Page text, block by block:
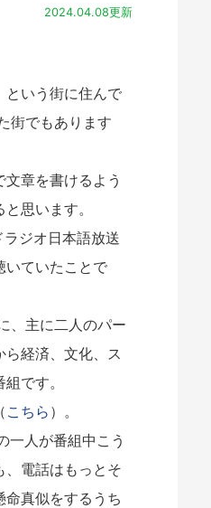
2024.04.08更新
いう街に住んで
街でもあります
章を書けるよう
思います。
ジオ日本語放送
いていたことで
、主に二人のパー
経済、文化、ス
です。
こちら ）。
人が番組中こう
電話はもっとそ
真似をするうち